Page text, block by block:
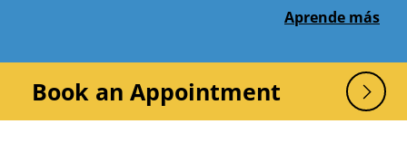
Aprende más
Book an Appointment